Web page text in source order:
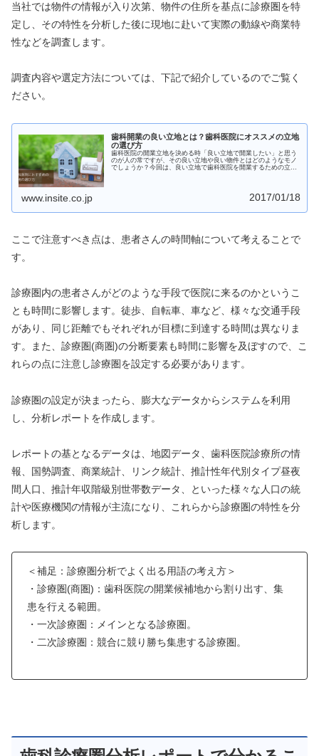
当社では物件の情報が入り次第、物件の住所を基点に診療圏を特
定し、その特性を分析した後に現地に赴いて実際の動線や商業特
性などを調査します。
調査内容や選定方法については、下記で紹介しているのでご覧く
ださい。
歯科開業の良い立地とは？歯科医院にオススメの立地
の選び方
歯科医院の開業立地を決める時「良い立地で開業したい」と思う
のが人の常ですが、その良い立地や良い物件とはどのようなモノ
でしょうか？今回は、良い立地で歯科医院を開業するための立地
www.insite.co.jp 2017/01/18
ここで注意すべき点は、患者さんの時間軸について考えることで
す。
診療圏内の患者さんがどのような手段で医院に来るのかというこ
とも時間に影響します。徒歩、自転車、車など、様々な交通手段
があり、同じ距離でもそれぞれが目標に到達する時間は異なりま
す。また、診療圏(商圏)の分断要素も時間に影響を及ぼすので、こ
れらの点に注意し診療圏を設定する必要があります。
診療圏の設定が決まったら、膨大なデータからシステムを利用
し、分析レポートを作成します。
レポートの基となるデータは、地図データ、歯科医院診療所の情
報、国勢調査、商業統計、リンク統計、推計性年代別タイプ昼夜
間人口、推計年収階級別世帯数データ、といった様々な人口の統
計や医療機関の情報が主流になり、これらから診療圏の特性を分
析します。
＜補足：診療圏分析でよく出る用語の考え方＞
・診療圏(商圏)：歯科医院の開業候補地から割り出す、集
患を行える範囲。
・一次診療圏：メインとなる診療圏。
・二次診療圏：競合に競り勝ち集患する診療圏。